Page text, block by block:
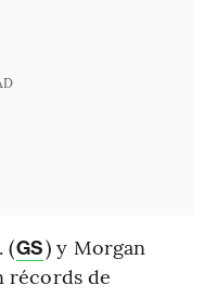
(GS) y Morgan
récords de